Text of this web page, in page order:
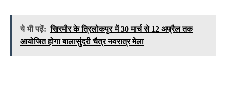
ये भी पढ़ें: सिरमौर के त्रिलोकपुर में 30 मार्च से 12 अप्रैल तक
आयोजित होगा बालासुंदरी चैत्र नवरात्र मेला